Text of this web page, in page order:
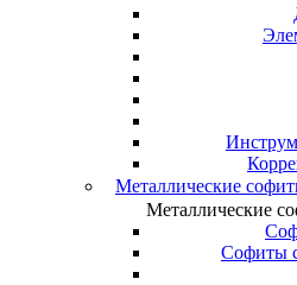
Металлические
Металлические
Софиты